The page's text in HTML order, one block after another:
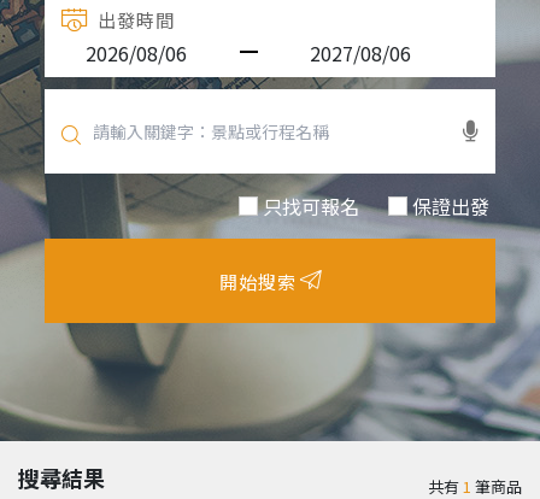
出發時間
只找可報名 保證出發
開始搜索
搜尋結果 共有1 筆商品